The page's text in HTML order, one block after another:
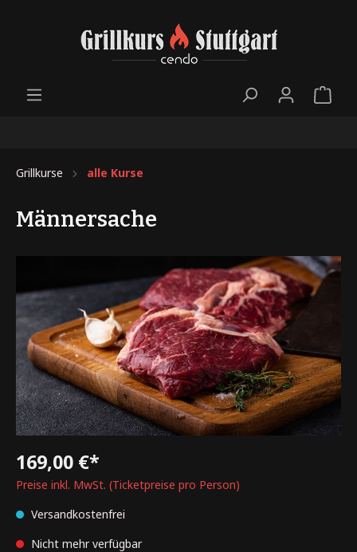
Grillkurse alle Kurse
Männersache
169,00 €*
Preise inkl. MwSt. (Ticketpreise pro Person)
Versandkostenfrei
Nicht mehr verfügbar